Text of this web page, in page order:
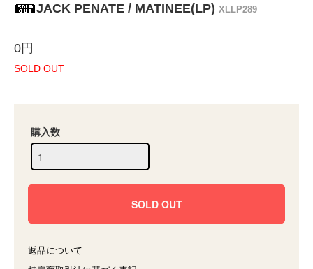
JACK PENATE / MATINEE(LP) XLLP289
0円
SOLD OUT
購入数
返品について